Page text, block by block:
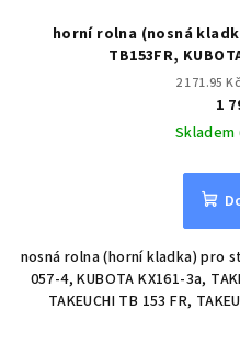
horní rolna (nosná
TB153FR,
2 171.95
1
Skladem
nosná rolna (horní kladka) pro
057-4, KUBOTA KX161-3a,
TAKEUCHI TB 153 FR,